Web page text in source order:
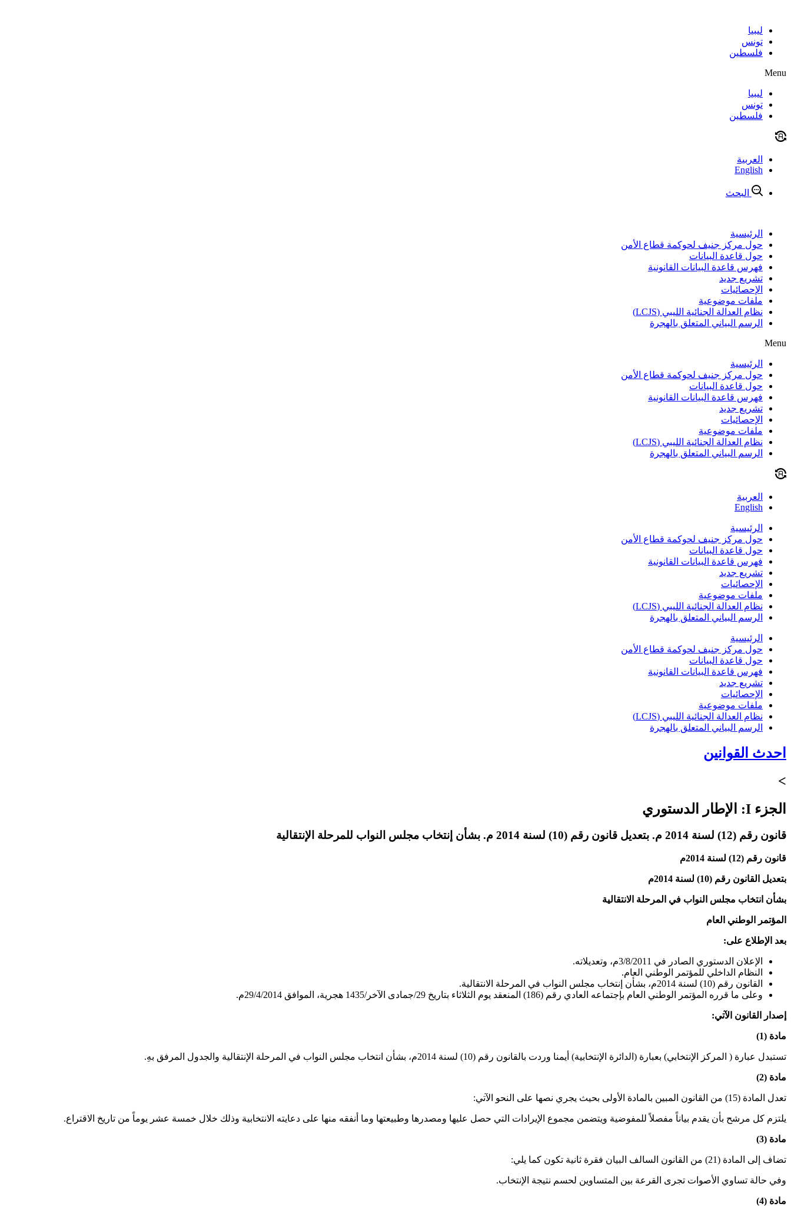
contentليبيا
تونس
فلسطين
Menu
ليبيا
تونس
فلسطين
العربية
English
البحث
الرئيسية
حول مركز جنيف لحوكمة قطاع الأمن
حول قاعدة البيانات
فهرس قاعدة البيانات القانونية
تشريع جديد
الإحصائيات
ملفات موضوعية
نظام العدالة الجنائية الليبي (LCJS)
الرسم البياني المتعلق بالهجرة
Menu
الرئيسية
حول مركز جنيف لحوكمة قطاع الأمن
حول قاعدة البيانات
فهرس قاعدة البيانات القانونية
تشريع جديد
الإحصائيات
ملفات موضوعية
نظام العدالة الجنائية الليبي (LCJS)
الرسم البياني المتعلق بالهجرة
العربية
English
الرئيسية
حول مركز جنيف لحوكمة قطاع الأمن
حول قاعدة البيانات
فهرس قاعدة البيانات القانونية
تشريع جديد
الإحصائيات
ملفات موضوعية
نظام العدالة الجنائية الليبي (LCJS)
الرسم البياني المتعلق بالهجرة
الرئيسية
حول مركز جنيف لحوكمة قطاع الأمن
حول قاعدة البيانات
فهرس قاعدة البيانات القانونية
تشريع جديد
الإحصائيات
ملفات موضوعية
نظام العدالة الجنائية الليبي (LCJS)
الرسم البياني المتعلق بالهجرة
احدث القوانين
>
الجزء I: الإطار الدستوري
قانون رقم (12) لسنة 2014 م. بتعديل قانون رقم (10) لسنة 2014 م. بشأن إنتخاب مجلس النواب للمرحلة الإنتقالية
قانون رقم (12) لسنة 2014م
بتعديل القانون رقم (10) لسنة 2014م
بشأن انتخاب مجلس النواب في المرحلة الانتقالية
المؤتمر الوطني العام
بعد الإطلاع على:
الإعلان الدستوري الصادر في 3/8/2011م، وتعديلاته.
النظام الداخلي للمؤتمر الوطني العام.
القانون رقم (10) لسنة 2014م، بشأن إنتخاب مجلس النواب في المرحلة الانتقالية.
وعلى ما قرره المؤتمر الوطني العام بإجتماعه العادي رقم (186) المنعقد يوم الثلاثاء بتاريخ 29/جمادى الآخر/1435 هجرية، الموافق 29/4/2014م.
إصدار القانون الآتي:
مادة (1)
تستبدل عبارة ( المركز الإنتخابي) بعبارة (الدائرة الإنتخابية) أيمنا وردت بالقانون رقم (10) لسنة 2014م، بشأن انتخاب مجلس النواب في المرحلة الإنتقالية والجدول المرفق بهِ.
مادة (2)
تعدل المادة (15) من القانون المبين بالمادة الأولى بحيث يجري نصها على النحو الآتي:
يلتزم كل مرشح بأن يقدم بياناً مفصلاً للمفوضية ويتضمن مجموع الإيرادات التي حصل عليها ومصدرها وطبيعتها وما أنفقه منها على دعايته الانتخابية وذلك خلال خمسة عشر يوماً من تاريخ الاقتراع.
مادة (3)
تضاف إلى المادة (21) من القانون السالف البيان فقرة ثانية تكون كما يلي:
وفي حالة تساوي الأصوات تجرى القرعة بين المتساوين لحسم نتيجة الإنتخاب.
مادة (4)